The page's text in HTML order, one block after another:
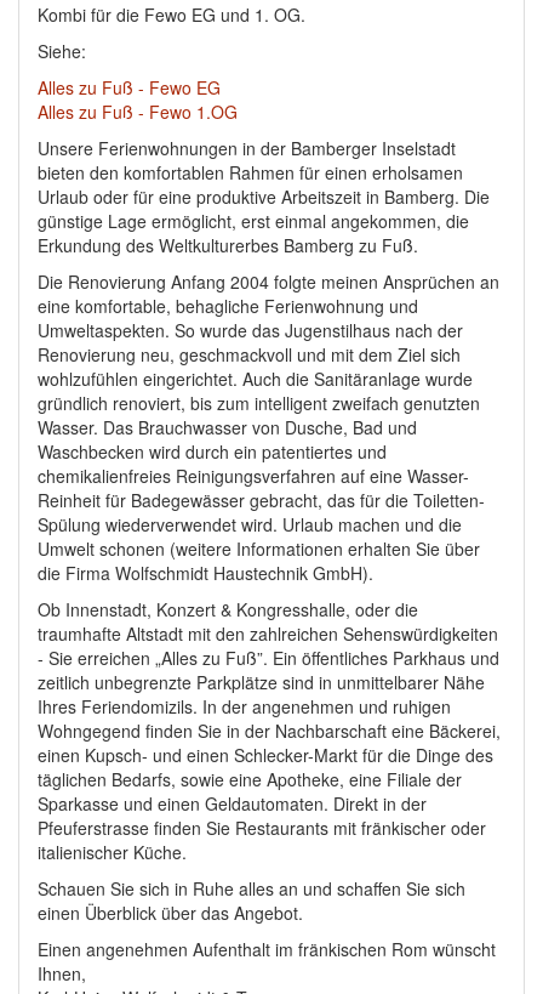
Kombi für die Fewo EG und 1. OG.
Siehe:
Alles zu Fuß - Fewo EG
Alles zu Fuß - Fewo 1.OG
Unsere Ferienwohnungen in der Bamberger Inselstadt
bieten den komfortablen Rahmen für einen erholsamen
Urlaub oder für eine produktive Arbeitszeit in Bamberg. Die
günstige Lage ermöglicht, erst einmal angekommen, die
Erkundung des Weltkulturerbes Bamberg zu Fuß.
Die Renovierung Anfang 2004 folgte meinen Ansprüchen an
eine komfortable, behagliche Ferienwohnung und
Umweltaspekten. So wurde das Jugenstilhaus nach der
Renovierung neu, geschmackvoll und mit dem Ziel sich
wohlzufühlen eingerichtet. Auch die Sanitäranlage wurde
gründlich renoviert, bis zum intelligent zweifach genutzten
Wasser. Das Brauchwasser von Dusche, Bad und
Waschbecken wird durch ein patentiertes und
chemikalienfreies Reinigungsverfahren auf eine Wasser-
Reinheit für Badegewässer gebracht, das für die Toiletten-
Spülung wiederverwendet wird. Urlaub machen und die
Umwelt schonen (weitere Informationen erhalten Sie über
die Firma Wolfschmidt Haustechnik GmbH).
Ob Innenstadt, Konzert & Kongresshalle, oder die
traumhafte Altstadt mit den zahlreichen Sehenswürdigkeiten
- Sie erreichen „Alles zu Fuß”. Ein öffentliches Parkhaus und
zeitlich unbegrenzte Parkplätze sind in unmittelbarer Nähe
Ihres Feriendomizils. In der angenehmen und ruhigen
Wohngegend finden Sie in der Nachbarschaft eine Bäckerei,
einen Kupsch- und einen Schlecker-Markt für die Dinge des
täglichen Bedarfs, sowie eine Apotheke, eine Filiale der
Sparkasse und einen Geldautomaten. Direkt in der
Pfeuferstrasse finden Sie Restaurants mit fränkischer oder
italienischer Küche.
Schauen Sie sich in Ruhe alles an und schaffen Sie sich
einen Überblick über das Angebot.
Einen angenehmen Aufenthalt im fränkischen Rom wünscht
Ihnen,